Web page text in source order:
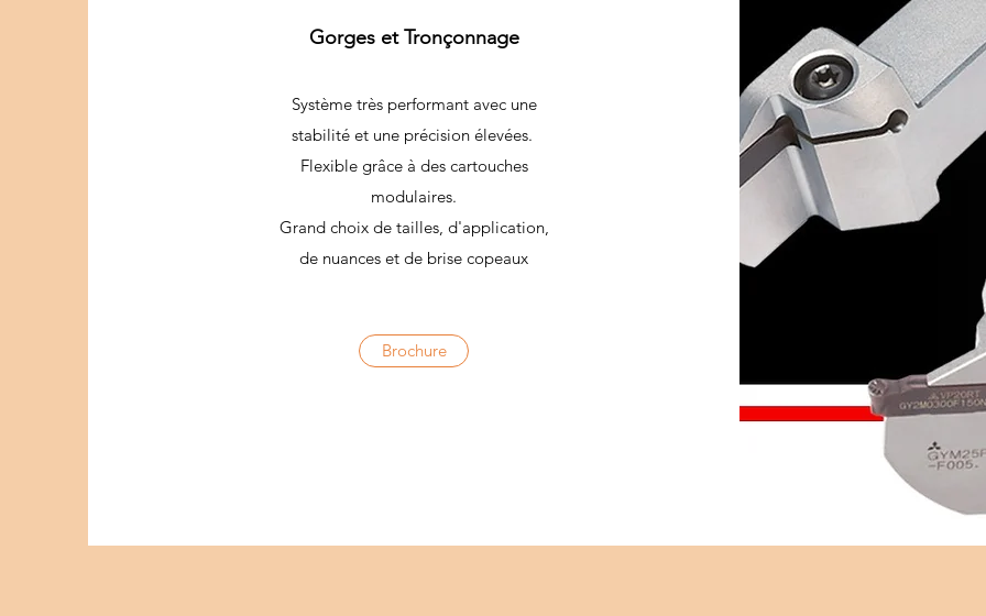
Gorges et Tronçonnage
Système très performant avec une
stabilité et une précision élevées.
Flexible grâce à des cartouches
modulaires.
Grand choix de tailles, d'application,
de nuances et de brise copeaux
Brochure